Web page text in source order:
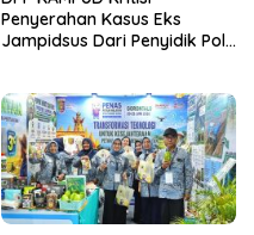
Penyerahan Kasus Eks
Jampidsus Dari Penyidik Polri